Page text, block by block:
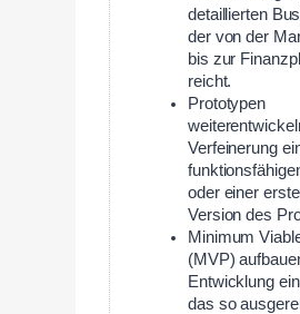
detaillierten
der von der
bis zur
reicht.
Prototypen
Verfeinerung
oder einer
Version des
Minimum
(MVP)
Entwicklung
das so